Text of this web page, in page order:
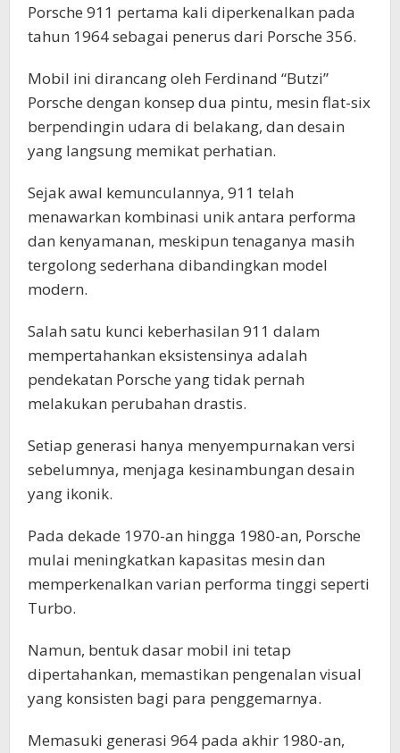
Porsche 911 pertama kali diperkenalkan pada
tahun 1964 sebagai penerus dari Porsche 356.
Mobil ini dirancang oleh Ferdinand “Butzi”
Porsche dengan konsep dua pintu, mesin flat-six
berpendingin udara di belakang, dan desain
yang langsung memikat perhatian.
Sejak awal kemunculannya, 911 telah
menawarkan kombinasi unik antara performa
dan kenyamanan, meskipun tenaganya masih
tergolong sederhana dibandingkan model
modern.
Salah satu kunci keberhasilan 911 dalam
mempertahankan eksistensinya adalah
pendekatan Porsche yang tidak pernah
melakukan perubahan drastis.
Setiap generasi hanya menyempurnakan versi
sebelumnya, menjaga kesinambungan desain
yang ikonik.
Pada dekade 1970-an hingga 1980-an, Porsche
mulai meningkatkan kapasitas mesin dan
memperkenalkan varian performa tinggi seperti
Turbo.
Namun, bentuk dasar mobil ini tetap
dipertahankan, memastikan pengenalan visual
yang konsisten bagi para penggemarnya.
Memasuki generasi 964 pada akhir 1980-an,